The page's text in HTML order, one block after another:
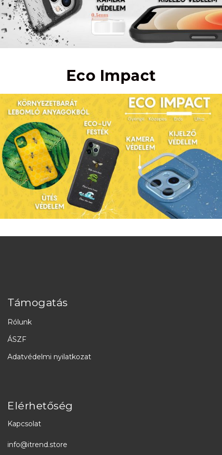
Eco Impact
Támogatás
Rólunk
ÁSZF
Adatvédelmi nyilatkozat
Elérhetőség
Kapcsolat
info@itrend.store